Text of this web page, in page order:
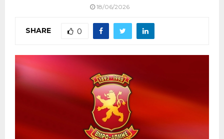
18/06/2026
SHARE 0